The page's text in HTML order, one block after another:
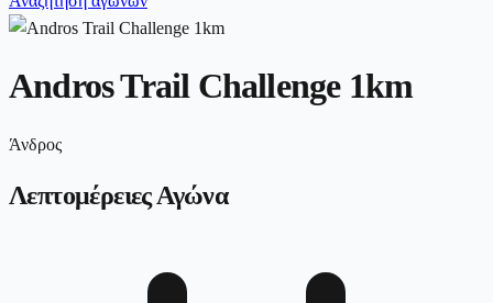
Andros Trail Challenge 1km
Άνδρος
Λεπτομέρειες Αγώνα